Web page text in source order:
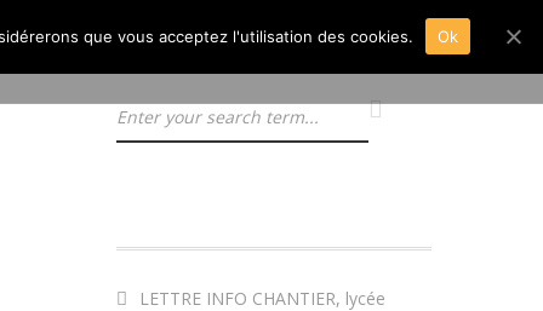
LETTRE INFO CHANTIER, lycée
que vous acceptez l'utilisation des cookies. Ok